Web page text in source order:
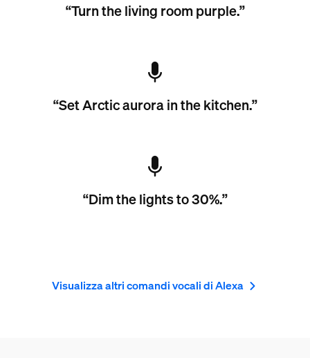
“Turn the living room purple.”
“Set Arctic aurora in the kitchen.”
“Dim the lights to 30%.”
Visualizza altri comandi vocali di Alexa